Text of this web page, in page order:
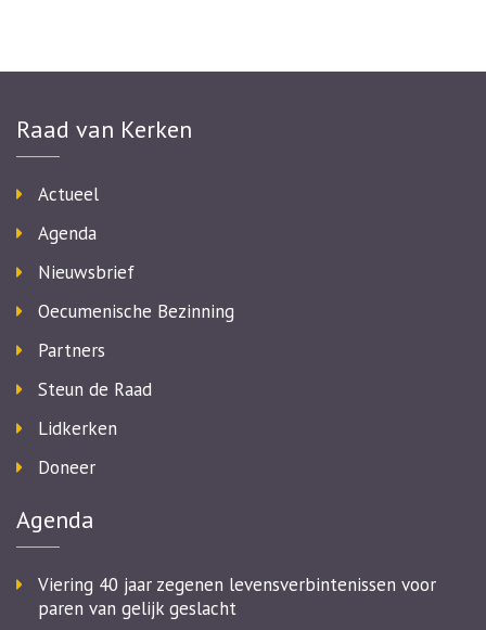
Raad van Kerken
Actueel
Agenda
Nieuwsbrief
Oecumenische Bezinning
Partners
Steun de Raad
Lidkerken
Doneer
Agenda
Viering 40 jaar zegenen levensverbintenissen voor
paren van gelijk geslacht